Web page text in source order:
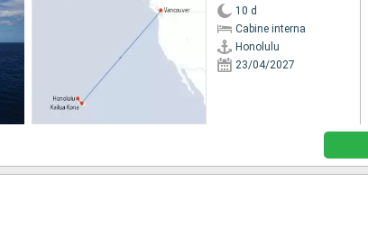
10 d
Cabine interna
Honolulu
23/04/2027